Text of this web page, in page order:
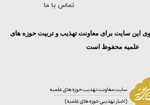
تماس با ما
این سایت برای معاونت تهذیب و تربیت حوزه های
علمیه محفوظ است